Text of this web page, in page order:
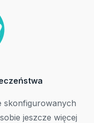
skonfigurowanych
jeszcze więcej